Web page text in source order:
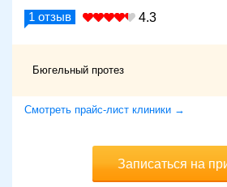
1 отзыв 4.3
Бюгельный протез
Смотреть прайс-лист клиники →
Записаться на